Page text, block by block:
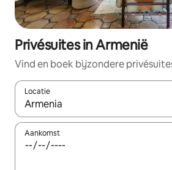
Privésuites in Armenië
Vind en boek bijzondere
Locatie
Wanneer er suggesties
Aankomst